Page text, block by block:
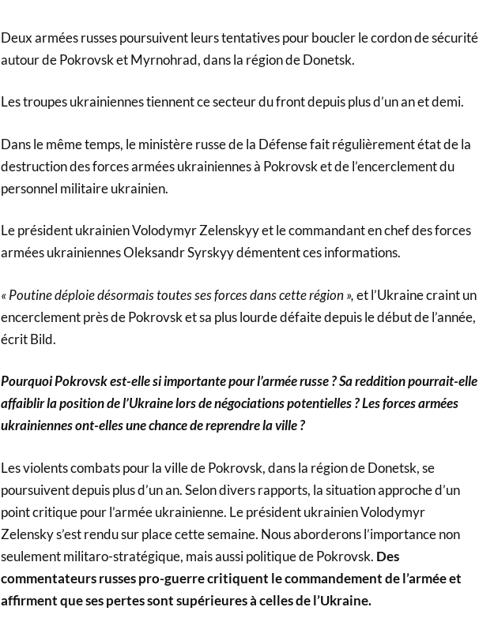
Deux armées russes poursuivent leurs tentatives pour boucler le cordon de sécurité
autour de Pokrovsk et Myrnohrad, dans la région de Donetsk.
Les troupes ukrainiennes tiennent ce secteur du front depuis plus d’un an et demi.
Dans le même temps, le ministère russe de la Défense fait régulièrement état de la
destruction des forces armées ukrainiennes à Pokrovsk et de l’encerclement du
personnel militaire ukrainien.
Le président ukrainien Volodymyr Zelenskyy et le commandant en chef des forces
armées ukrainiennes Oleksandr Syrskyy démentent ces informations.
« Poutine déploie désormais toutes ses forces dans cette région »,et l’Ukraine craint un
encerclement près de Pokrovsk et sa plus lourde défaite depuis le début de l’année,
écrit Bild.
Pourquoi Pokrovsk est-elle si importante pour l’armée russe ? Sa reddition pourrait-elle
affaiblir la position de l’Ukraine lors de négociations potentielles ? Les forces armées
ukrainiennes ont-elles une chance de reprendre la ville ?
Les violents combats pour la ville de Pokrovsk, dans la région de Donetsk, se
poursuivent depuis plus d’un an. Selon divers rapports, la situation approche d’un
point critique pour l’armée ukrainienne. Le président ukrainien Volodymyr
Zelensky s’est rendu sur place cette semaine. Nous aborderons l’importance non
seulement militaro-stratégique, mais aussi politique de Pokrovsk. Des
commentateurs russes pro-guerre critiquent le commandement de l’armée et
affirment que ses pertes sont supérieures à celles de l’Ukraine.